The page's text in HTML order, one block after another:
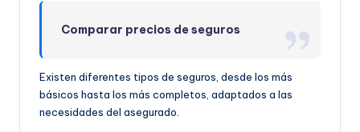
Comparar precios de seguros
Existen diferentes tipos de seguros, desde los más
básicos hasta los más completos, adaptados a las
necesidades del asegurado.